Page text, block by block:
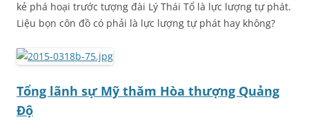
kẻ phá hoại trước tượng đài Lý Thái Tổ là lực lượng tự phát.
Liệu bọn côn đồ có phải là lực lượng tự phát hay không?
Tổng lãnh sự Mỹ thăm Hòa thượng Quảng
Độ